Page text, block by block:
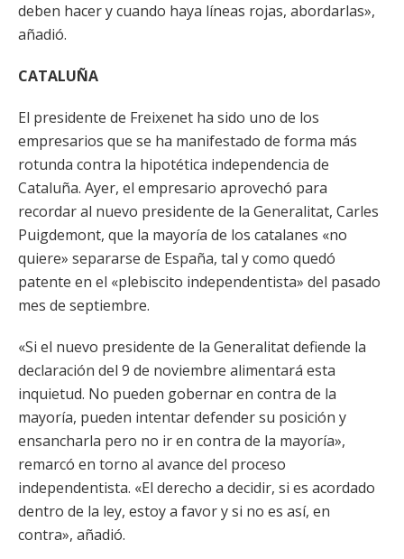
deben hacer y cuando haya líneas rojas, abordarlas»,
añadió.
CATALUÑA
El presidente de Freixenet ha sido uno de los
empresarios que se ha manifestado de forma más
rotunda contra la hipotética independencia de
Cataluña. Ayer, el empresario aprovechó para
recordar al nuevo presidente de la Generalitat, Carles
Puigdemont, que la mayoría de los catalanes «no
quiere» separarse de España, tal y como quedó
patente en el «plebiscito independentista» del pasado
mes de septiembre.
«Si el nuevo presidente de la Generalitat defiende la
declaración del 9 de noviembre alimentará esta
inquietud. No pueden gobernar en contra de la
mayoría, pueden intentar defender su posición y
ensancharla pero no ir en contra de la mayoría»,
remarcó en torno al avance del proceso
independentista. «El derecho a decidir, si es acordado
dentro de la ley, estoy a favor y si no es así, en
contra», añadió.